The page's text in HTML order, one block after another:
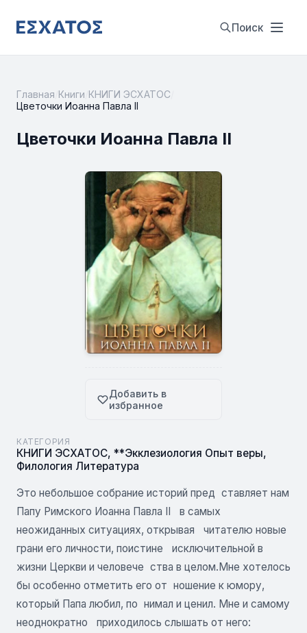
Поиск
Главная Книги КНИГИ ЭСХАТОС
Цветочки Иоанна Павла II
Цветочки Иоанна Павла II
Добавить в
избранное
КАТЕГОРИЯ
КНИГИ ЭСХАТОС, **Экклезиология Опыт веры,
Филология Литература
Это небольшое собрание историй пред ставляет нам
Папу Римского Иоанна Павла II в самых
неожиданных ситуациях, открывая читателю новые
грани его личности, поистине исключительной в
жизни Церкви и человече ства в целом.Мне хотелось
бы особенно отметить его от ношение к юмору,
который Папа любил, по нимал и ценил. Мне и самому
неоднократно приходилось слышать от него: